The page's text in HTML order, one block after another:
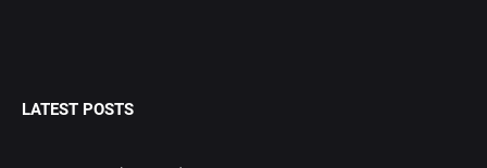
LATEST POSTS